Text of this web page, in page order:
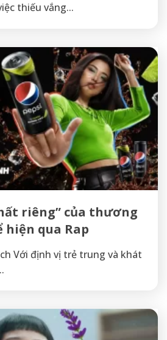
thiếu vắng...
riêng” của thương
hiện qua Rap
Với định vị trẻ trung và khát